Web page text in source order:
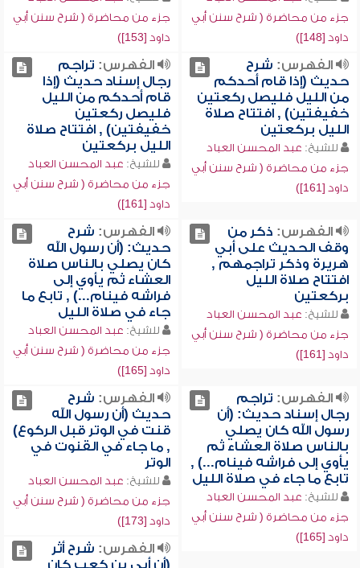
جزء من محاضرة ( شرح سنن أبي
داود [148])
جزء من محاضرة ( شرح سنن أبي
داود [153])
الفهرس: شرح
حديث (إذا قام أحدكم
من الليل فليصل ركعتين
خفيفتين) , افتتاح صلاة
الليل بركعتين
للشيخ: عبد المحسن العباد
جزء من محاضرة ( شرح سنن أبي
داود [161])
الفهرس: تراجم
رجال إسناد حديث (إذا
قام أحدكم من الليل
فليصل ركعتين
خفيفتين) , افتتاح صلاة
الليل بركعتين
للشيخ: عبد المحسن العباد
جزء من محاضرة ( شرح سنن أبي
داود [161])
الفهرس: ذكر من
وقف الحديث على أبي
هريرة وذكر تراجمهم ,
افتتاح صلاة الليل
بركعتين
للشيخ: عبد المحسن العباد
جزء من محاضرة ( شرح سنن أبي
داود [161])
الفهرس: شرح
حديث: (أن رسول الله
كان يصلي بالناس صلاة
العشاء ثم يأوي إلى
فراشه فينام...) , تابع ما
جاء في صلاة الليل
للشيخ: عبد المحسن العباد
جزء من محاضرة ( شرح سنن أبي
داود [165])
الفهرس: تراجم
رجال إسناد حديث: (أن
رسول الله كان يصلي
بالناس صلاة العشاء ثم
يأوي إلى فراشه فينام...) ,
تابع ما جاء في صلاة الليل
للشيخ: عبد المحسن العباد
جزء من محاضرة ( شرح سنن أبي
داود [165])
الفهرس: شرح
حديث (أن رسول الله
قنت في الوتر قبل الركوع)
, ما جاء في القنوت في
الوتر
للشيخ: عبد المحسن العباد
جزء من محاضرة ( شرح سنن أبي
داود [173])
الفهرس: شرح أثر
(أن أبي بن كعب كان